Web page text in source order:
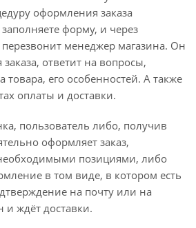
оформления заказа
форму, и через
менеджер магазина. Он
ответит на вопросы,
товара, его особенностей. А также
оплаты и доставки.
пользователь либо, получив
оформляет заказ,
позициями, либо
в том виде, в котором есть
на почту или на
ждёт доставки.